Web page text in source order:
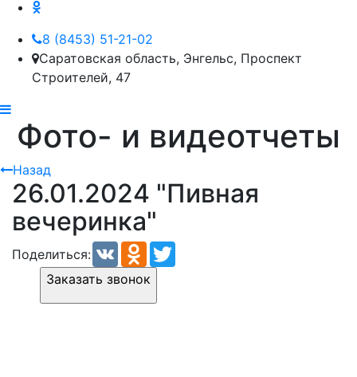
8 (8453) 51-21-02
Саратовская область, Энгельс, Проспект
Строителей, 47
Фото- и видеотчеты
Назад
26.01.2024 "Пивная
вечеринка"
Поделиться: VK Odnoklassniki
Заказать звонок